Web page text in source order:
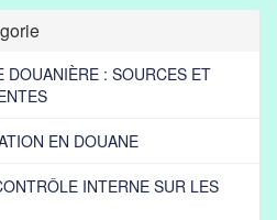
DOUANIÈRE : SOURCES ET
EN DOUANE
INTERNE SUR LES